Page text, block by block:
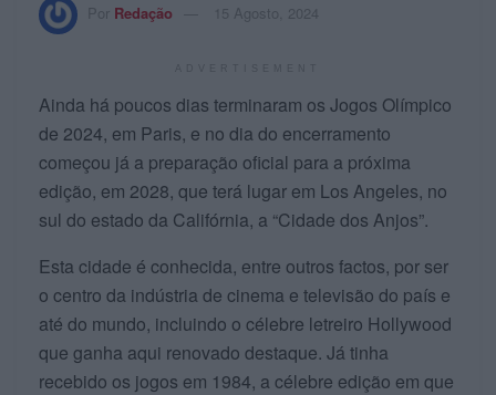
Por Redação 15 Agosto, 2024
Ainda há poucos dias terminaram os Jogos Olímpico
de 2024, em Paris, e no dia do encerramento
começou já a preparação oficial para a próxima
edição, em 2028, que terá lugar em Los Angeles, no
sul do estado da Califórnia, a “Cidade dos Anjos”.
Esta cidade é conhecida, entre outros factos, por ser
o centro da indústria de cinema e televisão do país e
até do mundo, incluindo o célebre letreiro Hollywood
que ganha aqui renovado destaque. Já tinha
recebido os jogos em 1984, a célebre edição em que